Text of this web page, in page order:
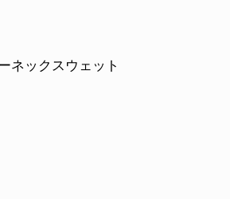
ネックスウェット